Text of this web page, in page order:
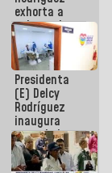
exhorta a
gobernadores
y alcaldes a
edificar
casas para
abuelos
Presidenta
(E) Delcy
Rodríguez
inaugura
casa de los
Abuelos
Primavera